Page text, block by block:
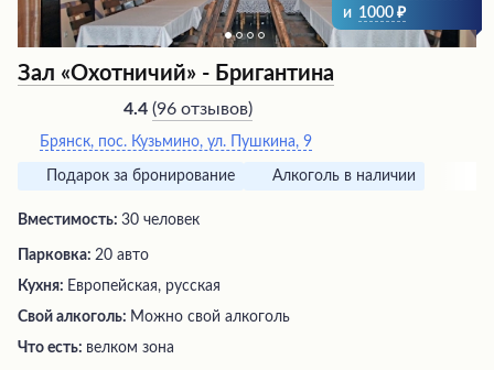
и 1000
Зал «Охотничий» - Бригантина
4.4 (96 отзывов)
Брянск, пос. Кузьмино, ул. Пушкина, 9
Подарок за бронирование Алкоголь в наличии
Вместимость: 30 человек
Парковка: 20 авто
Кухня: Европейская, русская
Свой алкоголь: Можно свой алкоголь
Что есть: велком зона